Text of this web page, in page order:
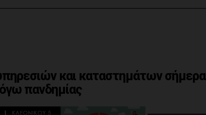
και καταστημάτων σήμερα
πανδημίας